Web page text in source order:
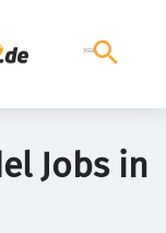
Jobs in